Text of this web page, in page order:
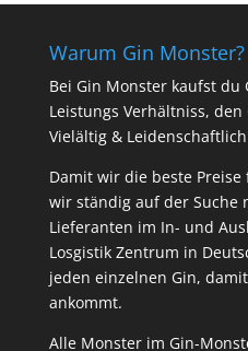
Warum Gin Monster?
Bei Gin Monster kaufst du
Leistungs Verhältniss,
Vielältig &
Damit wir die beste
wir ständig auf der Suche
Lieferanten im In- und
Losgistik Zentrum in
jeden einzelnen Gin,
ankommt.
Alle Monster im Gin-